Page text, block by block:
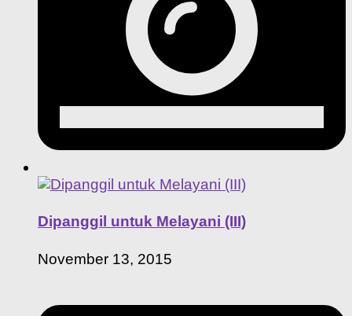
Dipanggil untuk Melayani (III)
November 13, 2015